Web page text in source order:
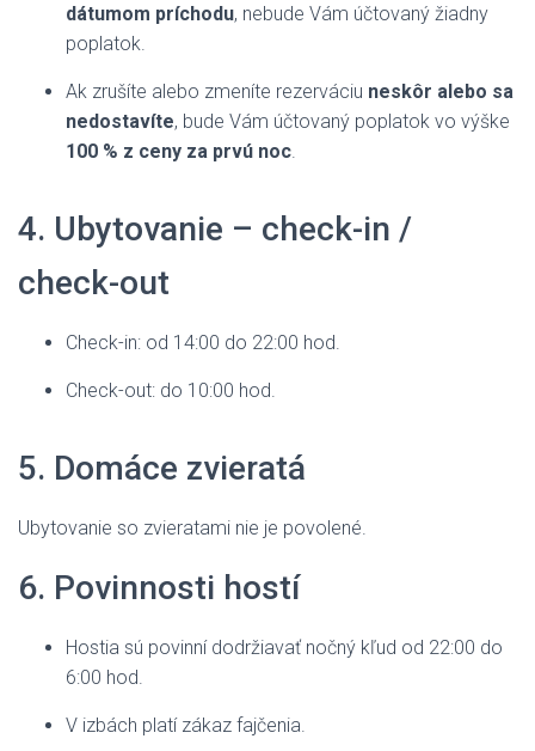
dátumom príchodu, nebude Vám účtovaný žiadny
poplatok.
Ak zrušíte alebo zmeníte rezerváciu neskôr alebo sa
nedostavíte, bude Vám účtovaný poplatok vo výške
100 % z ceny za prvú noc.
4. Ubytovanie – check-in /
check-out
Check-in: od 14:00 do 22:00 hod.
Check-out: do 10:00 hod.
5. Domáce zvieratá
Ubytovanie so zvieratami nie je povolené.
6. Povinnosti hostí
Hostia sú povinní dodržiavať nočný kľud od 22:00 do
6:00 hod.
V izbách platí zákaz fajčenia.